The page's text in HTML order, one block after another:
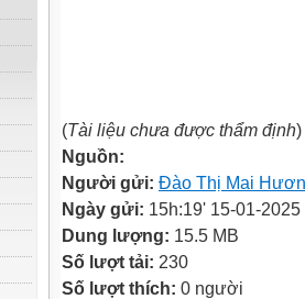
(Tài liệu chưa được thẩm định)
Nguồn:
Người gửi: Đào Thị Mai
Ngày gửi: 15h:19' 15-01-2025
Dung lượng: 15.5 MB
Số lượt tải: 230
Số lượt thích: 0 người